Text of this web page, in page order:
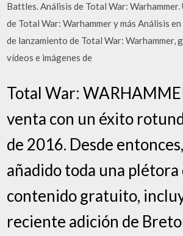
Battles. Análisis de Total War:
de Total War: Warhammer y más Análisis
de lanzamiento de Total War: Warhammer,
vídeos e imágenes de
Total War:
venta con un éxito
de 2016. Desde
añadido toda una plétora
contenido gratuito,
reciente adición de